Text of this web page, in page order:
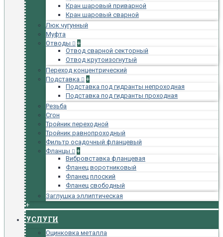
Кран шаровый приварной
Кран шаровый сварной
Люк чугунный
Муфта
Отводы
+
Отвод сварной секторный
Отвод крутоизогнутый
Переход концентрический
Подставка
+
Подставка под гидранты непроходная
Подставка под гидранты проходная
Резьба
Сгон
Тройник переходной
Тройник равнопроходный
Фильтр осадочный фланцевый
Фланцы
+
Вибровставка фланцевая
Фланец воротниковый
Фланец плоский
Фланец свободный
Заглушка эллиптическая
+
УСЛУГИ
Оцинковка металла